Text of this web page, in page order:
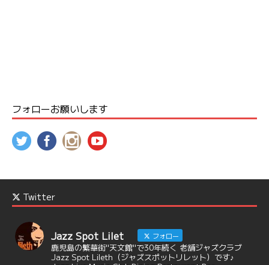
フォローお願いします
Twitter
Jazz Spot Lilet フォロー
鹿児島の繁華街"天文館"で30年続く 老舗ジャズクラブ
Jazz Spot Lileth（ジャズスポットリレット）です♪